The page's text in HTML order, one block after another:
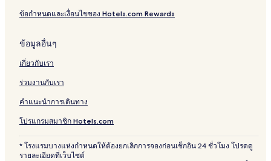
ข้อกำหนดและเงื่อนไขของ Hotels.com Rewards
ข้อมูลอื่นๆ
เกี่ยวกับเรา
ร่วมงานกับเรา
คำแนะนำการเดินทาง
โปรแกรมสมาชิก Hotels.com
* โรงแรมบางแห่งกำหนดให้ต้องยกเลิกการจองก่อนเช็กอิน 24 ชั่วโมง โปรดดู
รายละเอียดที่เว็บไซต์